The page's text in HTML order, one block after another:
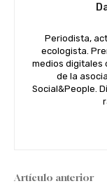
Periodista,
ecologista.
medios digitales
de la
Social&People.
Artículo anterior